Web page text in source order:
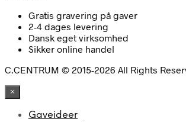
Gratis gravering på gaver
2-4 dages levering
Dansk eget virksomhed
Sikker online handel
C.CENTRUM © 2015-2026 All Rights
×
Gaveideer